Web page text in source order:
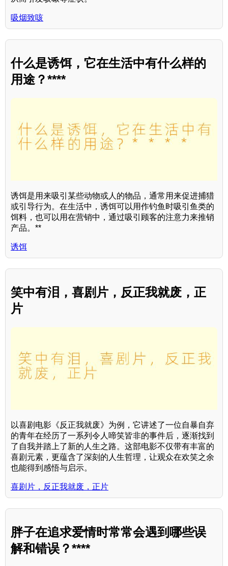
吸烟致咳
什么是诱饵，它在生活中有什么样的
用途？****
诱饵是用来吸引某些动物或人的物品，通常用来促进捕猎
或引导行为。在生活中，诱饵可以用作钓鱼时吸引鱼类的
饵料，也可以用在营销中，通过吸引顾客的注意力来推销
产品。**
诱饵
笑中有泪，喜剧片，反正我就废，正
片
以喜剧电影《反正我就废》为例，它讲述了一位自暴自弃
的青年在经历了一系列令人啼笑皆非的事件后，逐渐找到
了自我并踏上了新的人生之路。这部电影不仅带有丰富的
喜剧元素，更蕴含了深刻的人生哲理，让观众在欢笑之余
也能得到感悟与启示。
喜剧片，反正我就废，正片
胖子在追求爱情时常常会遇到哪些误
解和错误？****